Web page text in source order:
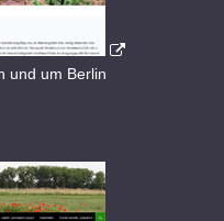
und um Berlin